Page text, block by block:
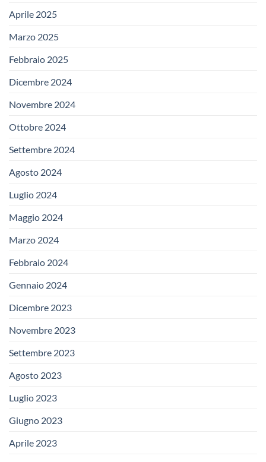
Aprile 2025
Marzo 2025
Febbraio 2025
Dicembre 2024
Novembre 2024
Ottobre 2024
Settembre 2024
Agosto 2024
Luglio 2024
Maggio 2024
Marzo 2024
Febbraio 2024
Gennaio 2024
Dicembre 2023
Novembre 2023
Settembre 2023
Agosto 2023
Luglio 2023
Giugno 2023
Aprile 2023